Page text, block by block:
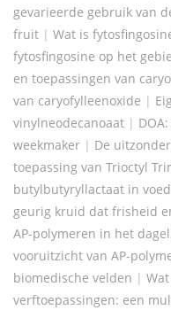
gevarieerde gebruik van
fruit | Wat is
fytosfingosine op het
en toepassingen van
van caryofylleenoxide |
vinylneodecanoaat |
weekmaker | De
toepassing van Trioctyl
butylbutyryllactaat in
geurig kruid dat frisheid
AP-polymeren in het
vooruitzicht van AP-
biomedische velden |
verftoepassingen: een